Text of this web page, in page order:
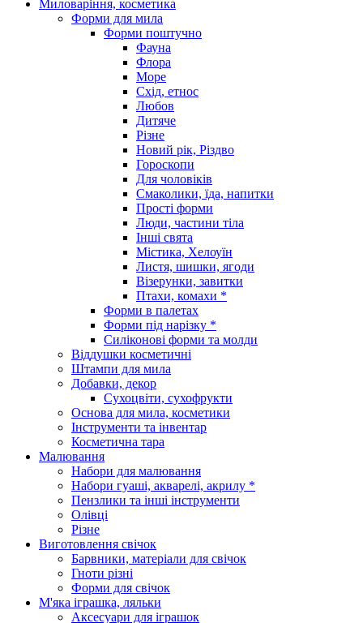
Миловаріння, косметика
Форми для мила
Форми поштучно
Фауна
Флора
Море
Схід, етнос
Любов
Дитяче
Різне
Новий рік, Різдво
Гороскопи
Для чоловіків
Смаколики, їда, напитки
Прості форми
Люди, частини тіла
Інші свята
Містика, Хелоуїн
Листя, шишки, ягоди
Візерунки, завитки
Птахи, комахи *
Форми в палетах
Форми під нарізку *
Силіконові форми та молди
Віддушки косметичні
Штампи для мила
Добавки, декор
Сухоцвіти, сухофрукти
Основа для мила, косметики
Інструменти та інвентар
Косметична тара
Малювання
Набори для малювання
Набори гуаші, акварелі, акрилу *
Пензлики та інші інструменти
Олівці
Різне
Виготовлення свічок
Барвники, матеріали для свічок
Гноти різні
Форми для свічок
М'яка іграшка, ляльки
Аксесуари для іграшок